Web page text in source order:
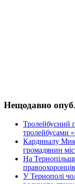
Нещодавно
Тролейбусний
тролейбусами
Кардиналу
громадянин
На
правоохоронців
У Тернополі